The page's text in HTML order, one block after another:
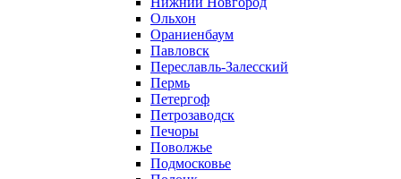
Ольхон
Ораниенбаум
Павловск
Переславль-Залесский
Пермь
Петергоф
Петрозаводск
Печоры
Поволжье
Подмосковье